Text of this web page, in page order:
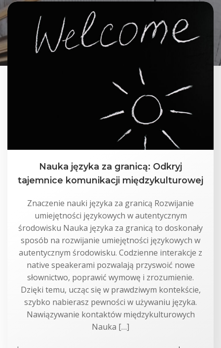
Nauka języka za granicą: Odkryj
tajemnice komunikacji międzykulturowej
Znaczenie nauki języka za granicą Rozwijanie
umiejętności językowych w autentycznym
środowisku Nauka języka za granicą to doskonały
sposób na rozwijanie umiejętności językowych w
autentycznym środowisku. Codzienne interakcje z
native speakerami pozwalają przyswoić nowe
słownictwo, poprawić wymowę i zrozumienie.
Dzięki temu, ucząc się w prawdziwym kontekście,
szybko nabierasz pewności w używaniu języka.
Nawiązywanie kontaktów międzykulturowych
Nauka […]